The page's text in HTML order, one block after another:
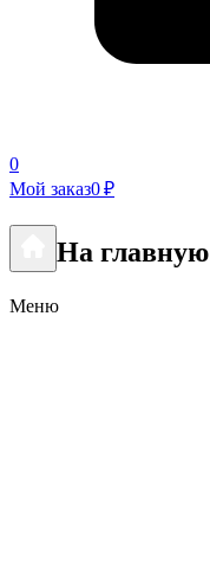
0
Мой заказ0 ₽
На главную
Меню